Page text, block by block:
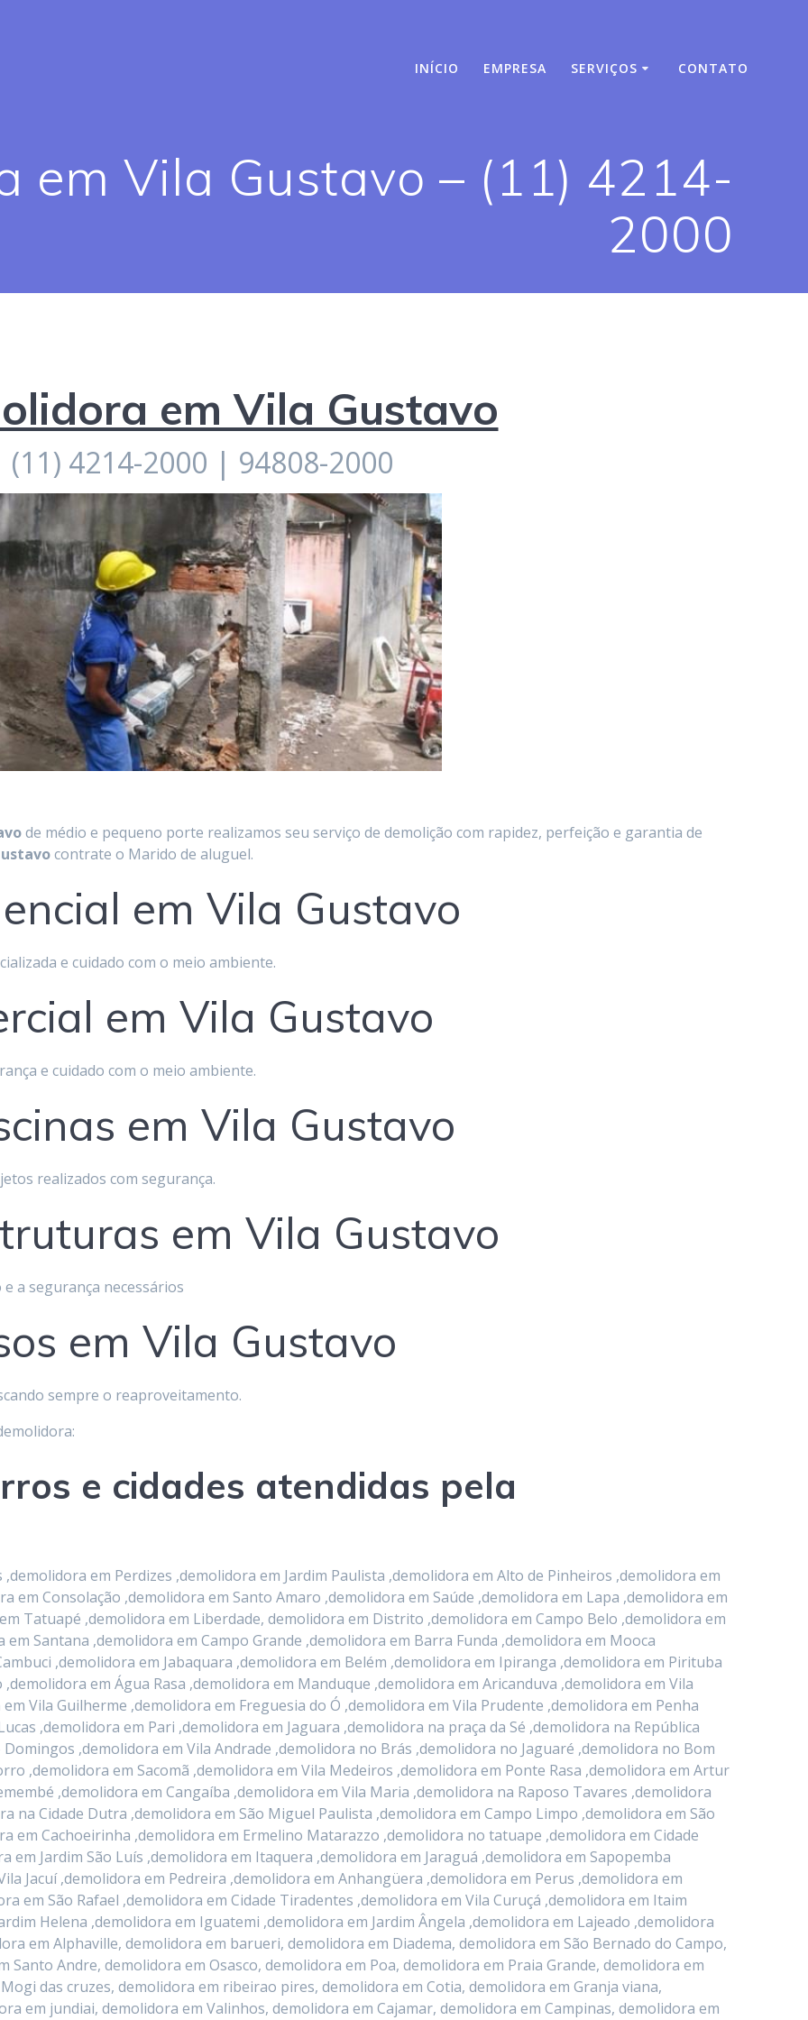
INÍCIO EMPRESA SERVIÇOS CONTATO
em Vila Gustavo – (11) 4214-
2000
em Vila Gustavo
(11) 4214-2000 | 94808-2000
de médio e pequeno porte realizamos seu serviço de demolição com rapidez, perfeição e garantia de
contrate o Marido de aluguel.
em Vila Gustavo
e cuidado com o meio ambiente.
em Vila Gustavo
e cuidado com o meio ambiente.
em Vila Gustavo
realizados com segurança.
em Vila Gustavo
a segurança necessários
em Vila Gustavo
sempre o reaproveitamento.
e cidades atendidas pela
em Perdizes ,demolidora em Jardim Paulista ,demolidora em Alto de Pinheiros ,demolidora em
em Consolação ,demolidora em Santo Amaro ,demolidora em Saúde ,demolidora em Lapa ,demolidora em
Tatuapé ,demolidora em Liberdade, demolidora em Distrito ,demolidora em Campo Belo ,demolidora em
Santana ,demolidora em Campo Grande ,demolidora em Barra Funda ,demolidora em Mooca
,demolidora em Jabaquara ,demolidora em Belém ,demolidora em Ipiranga ,demolidora em Pirituba
em Água Rasa ,demolidora em Manduque ,demolidora em Aricanduva ,demolidora em Vila
Vila Guilherme ,demolidora em Freguesia do Ó ,demolidora em Vila Prudente ,demolidora em Penha
,demolidora em Pari ,demolidora em Jaguara ,demolidora na praça da Sé ,demolidora na República
,demolidora em Vila Andrade ,demolidora no Brás ,demolidora no Jaguaré ,demolidora no Bom
,demolidora em Sacomã ,demolidora em Vila Medeiros ,demolidora em Ponte Rasa ,demolidora em Artur
,demolidora em Cangaíba ,demolidora em Vila Maria ,demolidora na Raposo Tavares ,demolidora
na Cidade Dutra ,demolidora em São Miguel Paulista ,demolidora em Campo Limpo ,demolidora em São
em Cachoeirinha ,demolidora em Ermelino Matarazzo ,demolidora no tatuape ,demolidora em Cidade
em Jardim São Luís ,demolidora em Itaquera ,demolidora em Jaraguá ,demolidora em Sapopemba
Jacuí ,demolidora em Pedreira ,demolidora em Anhangüera ,demolidora em Perus ,demolidora em
em São Rafael ,demolidora em Cidade Tiradentes ,demolidora em Vila Curuçá ,demolidora em Itaim
Helena ,demolidora em Iguatemi ,demolidora em Jardim Ângela ,demolidora em Lajeado ,demolidora
em Alphaville, demolidora em barueri, demolidora em Diadema, demolidora em São Bernado do Campo,
Santo Andre, demolidora em Osasco, demolidora em Poa, demolidora em Praia Grande, demolidora em
das cruzes, demolidora em ribeirao pires, demolidora em Cotia, demolidora em Granja viana,
em jundiai, demolidora em Valinhos, demolidora em Cajamar, demolidora em Campinas, demolidora em